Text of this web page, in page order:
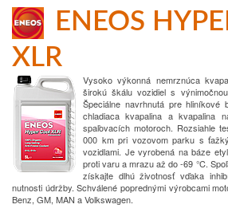
ENEOS
XLR
Vysoko výkonná nemrznúca
širokú škálu vozidiel s
Špeciálne navrhnutá pre
chladiaca kvapalina a kvapalina
spaľovacích motoroch. Rozsiahle
000 km pri vozovom parku s
vozidlami. Je vyrobená na báze
proti varu a mrazu až do -69 °C.
získajte dlhú životnosť vďaka
nutnosti údržby. Schválené poprednými výrobcami
Benz, GM, MAN a Volkswagen.